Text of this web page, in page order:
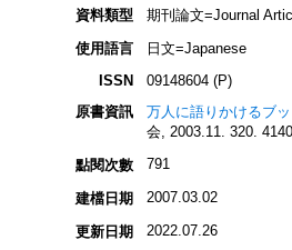
資料類型
期刊論文=Journal
使用語言
日文=Japanese
ISSN
09148604 (P)
原書資訊
万人に語りかけるブ
会, 2003.11. 320.
點閱次數
791
建檔日期 2007.03.02
更新日期 2022.07.26